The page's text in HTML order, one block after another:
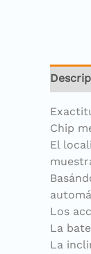
Chip
El
Los
La
La